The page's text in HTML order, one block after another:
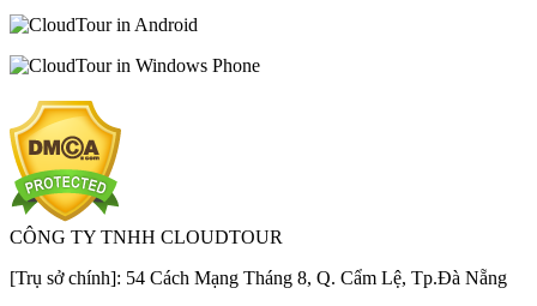
CÔNG TY TNHH CLOUDTOUR
[Trụ sở chính]: 54 Cách Mạng Tháng 8, Q. Cẩm Lệ, Tp.Đà Nẵng